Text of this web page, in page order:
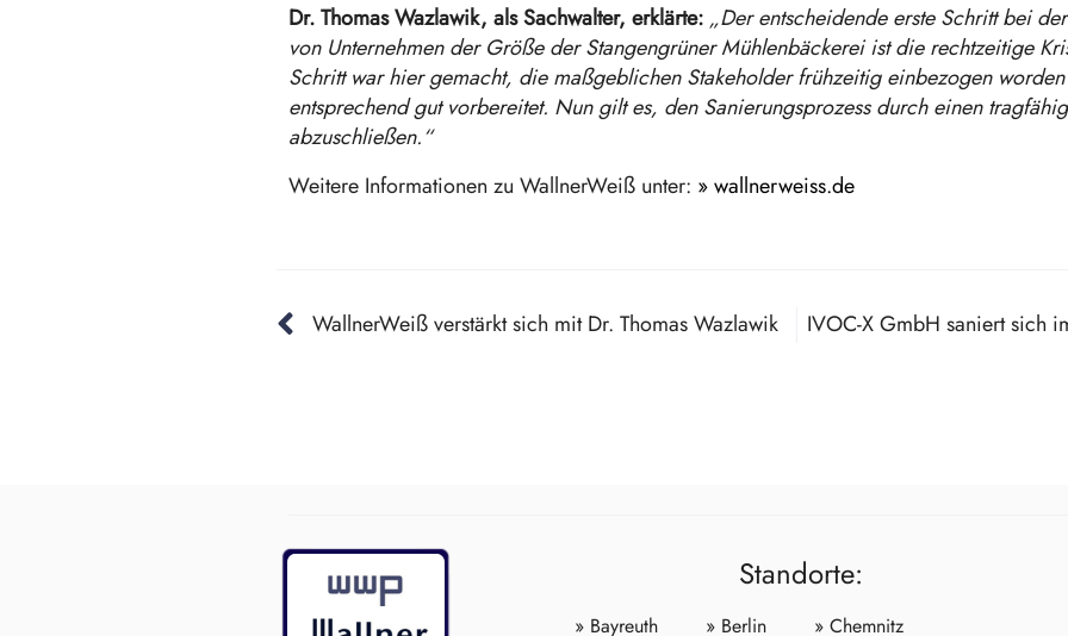
Dr. Thomas Wazlawik, als Sachwalter, erklärte: „Der entscheidende erste Schritt bei
von Unternehmen der Größe der Stangengrüner Mühlenbäckerei ist die rechtzeitige
Schritt war hier gemacht, die maßgeblichen Stakeholder frühzeitig einbezogen
entsprechend gut vorbereitet. Nun gilt es, den Sanierungsprozess durch einen
abzuschließen.“
Weitere Informationen zu WallnerWeiß unter: » wallnerweiss.de
WallnerWeiß verstärkt sich mit Dr. Thomas Wazlawik
Standorte:
» Bayreuth » Berlin » Chemnitz